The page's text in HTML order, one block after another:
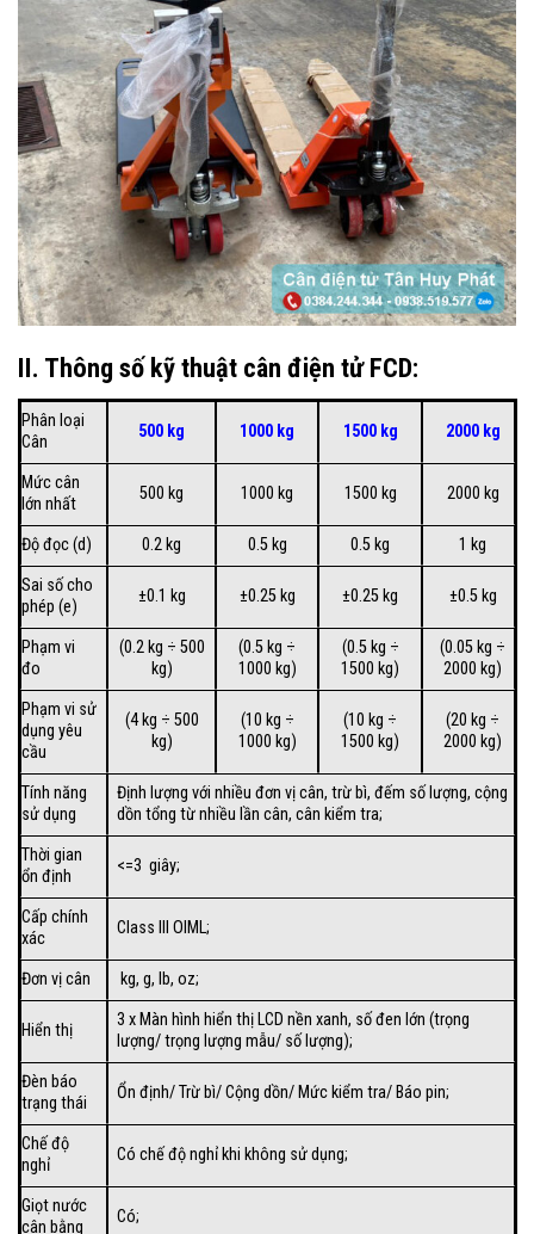
II. Thông số kỹ thuật cân điện tử FCD:
Phân loại
Cân
500 kg 1000 kg 1500 kg 2000 kg
Mức cân
lớn nhất
500 kg 1000 kg 1500 kg 2000 kg
Độ đọc (d) 0.2 kg 0.5 kg 0.5 kg
1 kg
Sai số cho
phép (e)
±0.1 kg ±0.25 kg ±0.25 kg ±0.5 kg
Phạm vi
đo
(0.2 kg ÷ 500
kg)
(0.5 kg ÷
1000 kg)
(0.5 kg ÷
1500 kg)
(0.05 kg ÷
2000 kg)
Phạm vi sử
dụng yêu
cầu
(4 kg ÷ 500
kg)
(10 kg ÷
1000 kg)
(10 kg ÷
1500 kg)
(20 kg ÷
2000 kg)
Tính năng
sử dụng
Định lượng với nhiều đơn vị cân, trừ bì, đếm số lượng, cộng
dồn tổng từ nhiều lần cân, cân kiểm tra;
Thời gian
ổn định
<=3 giây;
Cấp chính
xác
Class III OIML;
Đơn vị cân kg, g, lb, oz;
Hiển thị
3 x Màn hình hiển thị LCD nền xanh, số đen lớn (trọng
lượng/ trọng lượng mẫu/ số lượng);
Đèn báo
trạng thái
Ổn định/ Trừ bì/ Cộng dồn/ Mức kiểm tra/ Báo pin;
Chế độ
nghỉ
Có chế độ nghỉ khi không sử dụng;
Giọt nước
cân bằng
Có;